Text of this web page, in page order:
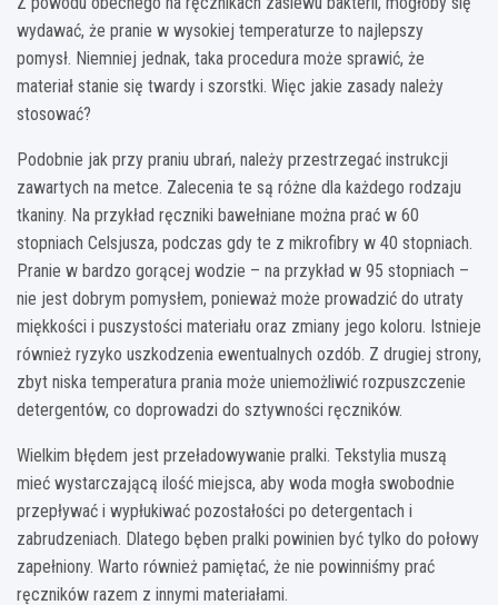
wydawać, że pranie w wysokiej temperaturze to najlepszy
pomysł. Niemniej jednak, taka procedura może sprawić, że
materiał stanie się twardy i szorstki. Więc jakie zasady należy
stosować?
Podobnie jak przy praniu ubrań, należy przestrzegać instrukcji
zawartych na metce. Zalecenia te są różne dla każdego rodzaju
tkaniny. Na przykład ręczniki bawełniane można prać w 60
stopniach Celsjusza, podczas gdy te z mikrofibry w 40 stopniach.
Pranie w bardzo gorącej wodzie – na przykład w 95 stopniach –
nie jest dobrym pomysłem, ponieważ może prowadzić do utraty
miękkości i puszystości materiału oraz zmiany jego koloru. Istnieje
również ryzyko uszkodzenia ewentualnych ozdób. Z drugiej strony,
zbyt niska temperatura prania może uniemożliwić rozpuszczenie
detergentów, co doprowadzi do sztywności ręczników.
Wielkim błędem jest przeładowywanie pralki. Tekstylia muszą
mieć wystarczającą ilość miejsca, aby woda mogła swobodnie
przepływać i wypłukiwać pozostałości po detergentach i
zabrudzeniach. Dlatego bęben pralki powinien być tylko do połowy
zapełniony. Warto również pamiętać, że nie powinniśmy prać
ręczników razem z innymi materiałami.